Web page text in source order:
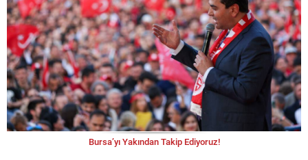
Bursa’yı Yakından Takip Ediyoruz!